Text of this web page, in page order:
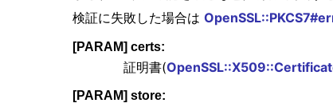
検証に失敗した場合は
[PARAM] certs:
証明書(
[PARAM] store: